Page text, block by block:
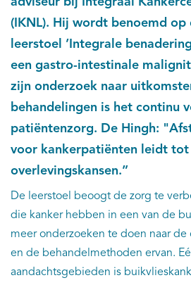
(IKNL). Hij wordt benoemd op
leerstoel ’Integrale
een gastro-intestinale
zijn onderzoek naar
behandelingen is het continu
patiëntenzorg. De Hingh:
voor kankerpatiënten leidt
overlevingskansen.”
De leerstoel beoogt de zorg te
die kanker hebben in een van de
meer onderzoeken te doen naar
en de behandelmethoden ervan.
aandachtsgebieden is